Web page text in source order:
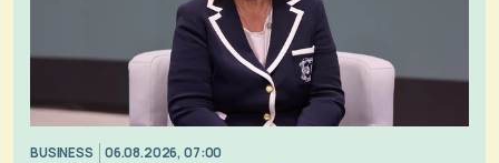
BUSINESS 06.08.2026, 07:00